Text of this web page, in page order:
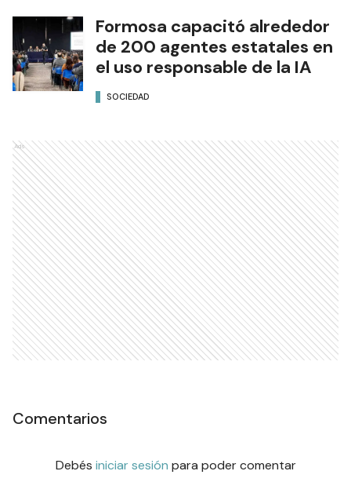
Formosa capacitó alrededor
de 200 agentes estatales en
el uso responsable de la IA
SOCIEDAD
Ads
Comentarios
Debés iniciar sesión para poder comentar